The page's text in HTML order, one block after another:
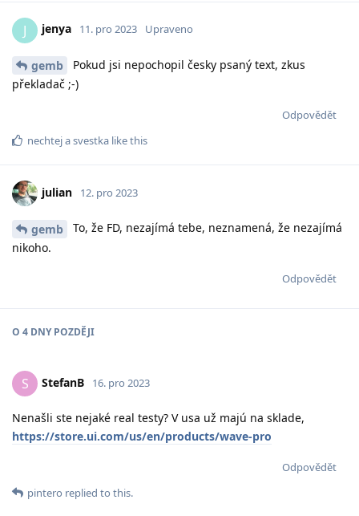
J jenya 11. pro 2023 Upraveno
gemb
Pokud jsi nepochopil česky psaný text, zkus
překladač ;-)
Odpovědět
nechtejasvestka like this
julian 12. pro 2023
gemb
To, že FD, nezajímá tebe, neznamená, že nezajímá
nikoho.
Odpovědět
O 4 DNYPOZDĚJI
S StefanB 16. pro 2023
Nenašli ste nejaké real testy? V usa už majú na sklade,
https://store.ui.com/us/en/products/wave-pro
Odpovědět
pintero replied to this.